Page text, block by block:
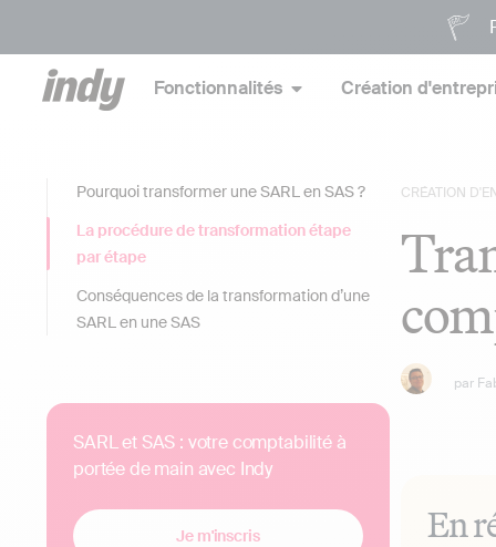
Fonctionnalités Création
CRÉATION
par
En
Pourquoi transformer une SARL en SAS ?
La procédure de transformation étape
par étape
Conséquences de la transformation d’une
SARL en une SAS
SARL et SAS : votre comptabilité à
portée de main avec Indy
Je m'inscris